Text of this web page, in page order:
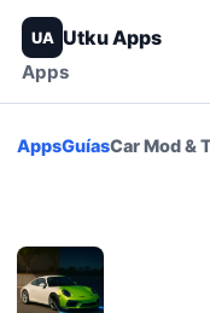
UA Utku Apps
Apps
AppsGuíasCar Mod &